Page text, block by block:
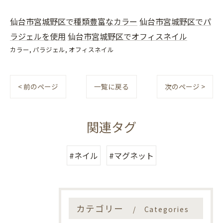
仙台市宮城野区で種類豊富なカラー 仙台市宮城野区でパ
ラジェルを使用 仙台市宮城野区でオフィスネイル
カラー パラジェル オフィスネイル
< 前のページ 一覧に戻る 次のページ >
関連タグ
#ネイル #マグネット
カテゴリー Categories